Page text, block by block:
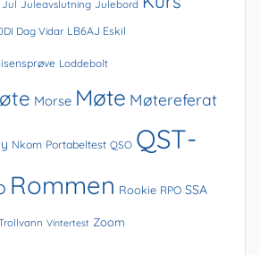
Jul Juleavslutning Julebord
Dag Vidar LB6AJ Eskil
lisensprøve Loddebolt
Morse Møte Møtereferat
Nkom Portabeltest QSO QST-
Rommen Rookie RPO SSA
Vintertest Zoom